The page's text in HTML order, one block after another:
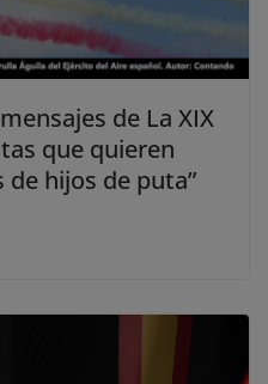
de La XIX
que quieren
de hijos de puta”